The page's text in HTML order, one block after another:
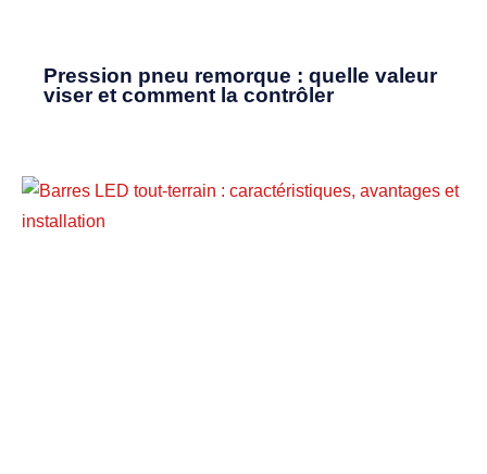
Pression pneu remorque : quelle valeur
viser et comment la contrôler